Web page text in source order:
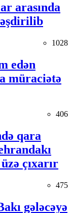
arasında
1028
edən
müraciətə
406
qara
çıxarır
475
gələcəyə